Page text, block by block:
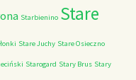
Starbienino Stare
Stare Juchy Stare Osieczno
Starogard Stary Brus Stary